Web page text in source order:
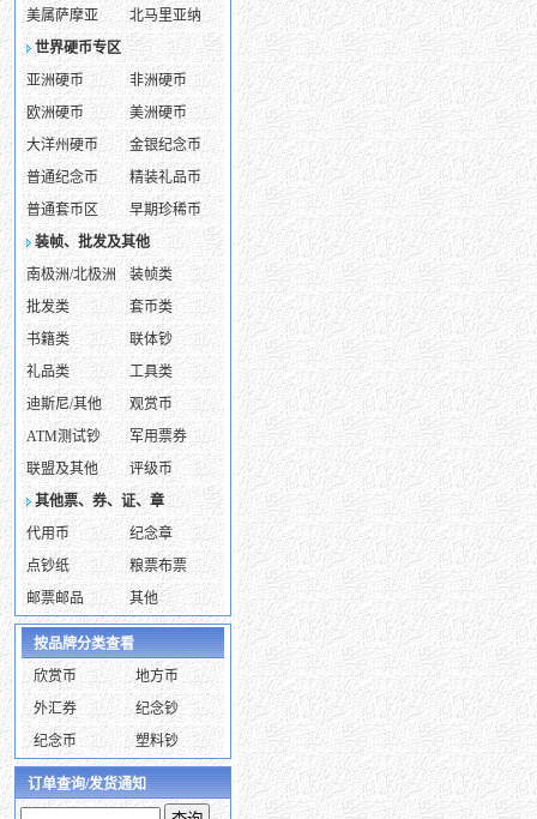
美属萨摩亚
北马里亚纳
世界硬币专区
亚洲硬币
非洲硬币
欧洲硬币
美洲硬币
大洋州硬币
金银纪念币
普通纪念币
精装礼品币
普通套币区
早期珍稀币
装帧、批发及其他
南极洲/北极洲
装帧类
批发类
套币类
书籍类
联体钞
礼品类
工具类
迪斯尼/其他
观赏币
ATM测试钞
军用票券
联盟及其他
评级币
其他票、券、证、章
代用币
纪念章
点钞纸
粮票布票
邮票邮品
其他
按品牌分类查看
欣赏币
地方币
外汇券
纪念钞
纪念币
塑料钞
订单查询/发货通知